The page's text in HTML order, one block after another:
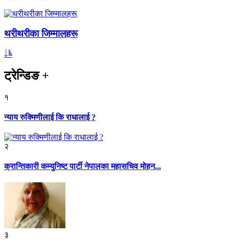
थरीथरीका जिम्मालहरू
ट्रेन्डिङ+
१
न्याय रुक्मिणीलाई कि राधालाई ?
२
क्रान्तिकारी कम्युनिष्ट पार्टी नेपालका महासचिव मोहन...
३